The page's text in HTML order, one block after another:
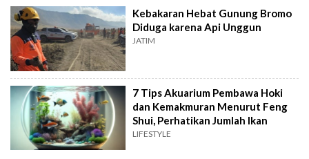
Kebakaran Hebat Gunung Bromo
Diduga karena Api Unggun
JATIM
7 Tips Akuarium Pembawa Hoki
dan Kemakmuran Menurut Feng
Shui, Perhatikan Jumlah Ikan
LIFESTYLE